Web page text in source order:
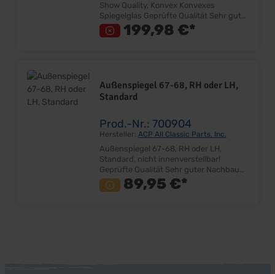
Show Quality, Konvex Konvexes
Spiegelglas Geprüfte Qualität Sehr guter
Nachbau Dickere Chromschicht als
Standard Spiegel Inkl. Dichtung und
199,98 €*
Außenspiegel 67-68, RH oder LH,
Standard
Prod.-Nr.: 700904
Hersteller: ACP All Classic Parts, Inc.
Außenspiegel 67-68, RH oder LH,
Standard, nicht innenverstellbar!
Geprüfte Qualität Sehr guter Nachbau
Inkl. Dichtung und Schrauben
Lieferumfang: Stück Preis: Pro Stück
89,95 €*